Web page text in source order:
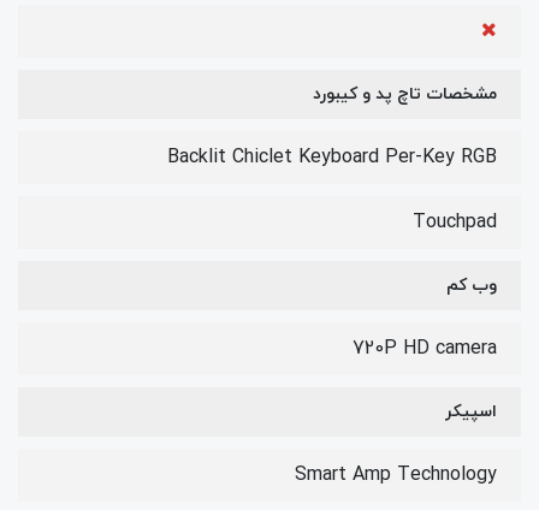
مشخصات تاچ پد و کیبورد
Backlit Chiclet Keyboard Per-Key RGB
Touchpad
وب کم
720P HD camera
اسپیکر
Smart Amp Technology